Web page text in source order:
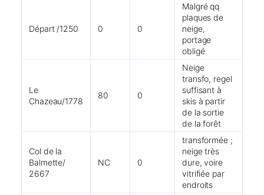
Départ /1250 0 0
Malgré qq
plaques de
neige,
portage
obligé
Le
Chazeau/1778
80 0
Neige
transfo, regel
suffisant à
skis à partir
de la sortie
de la forêt
Col de la
Balmette/
2667
NC 0
transformée ;
neige très
dure, voire
vitrifiée par
endroits